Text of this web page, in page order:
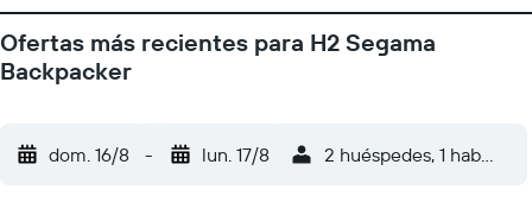
volver del aeropuerto.
Ofertas más recientes para H2 Segama
Backpacker
dom. 16/8 - lun. 17/8 2 huéspedes, 1